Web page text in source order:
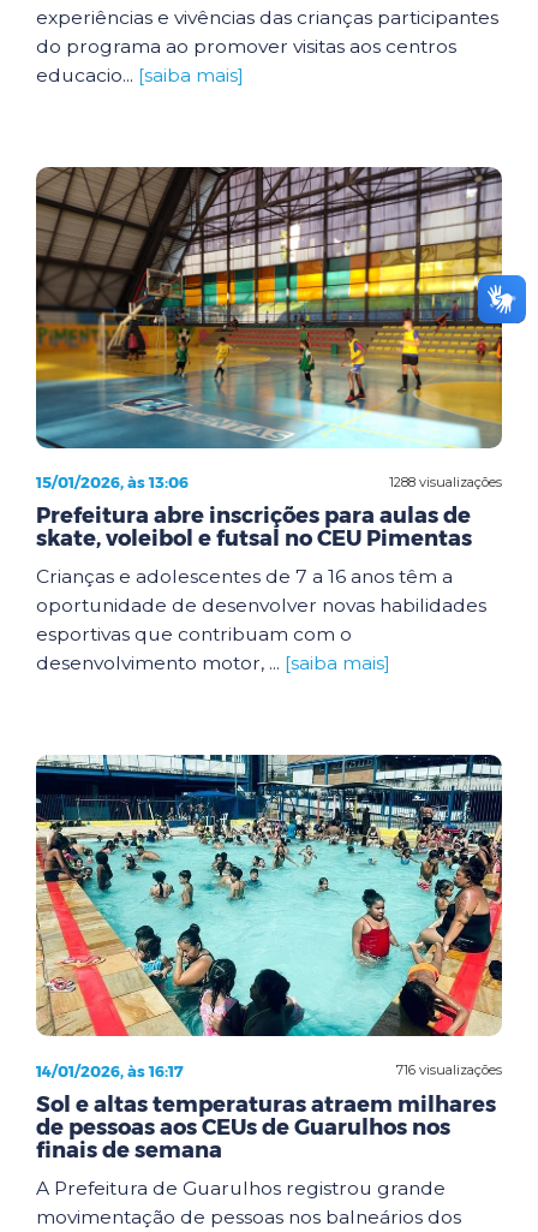
experiências e vivências das crianças participantes
do programa ao promover visitas aos centros
educacio... [saiba mais]
1288 visualizações
15/01/2026, às 13:06
Prefeitura abre inscrições para aulas de
skate, voleibol e futsal no CEU Pimentas
Crianças e adolescentes de 7 a 16 anos têm a
oportunidade de desenvolver novas habilidades
esportivas que contribuam com o
desenvolvimento motor, ... [saiba mais]
716 visualizações
14/01/2026, às 16:17
Sol e altas temperaturas atraem milhares
de pessoas aos CEUs de Guarulhos nos
finais de semana
A Prefeitura de Guarulhos registrou grande
movimentação de pessoas nos balneários dos